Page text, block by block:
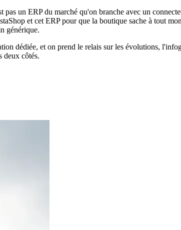
un ERP du marché qu'on branche avec un
et cet ERP pour que la boutique sache à tout
générique.
dédiée, et on prend le relais sur les évolutions,
deux côtés.